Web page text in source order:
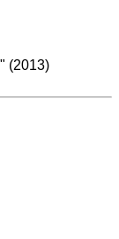
" (2013)